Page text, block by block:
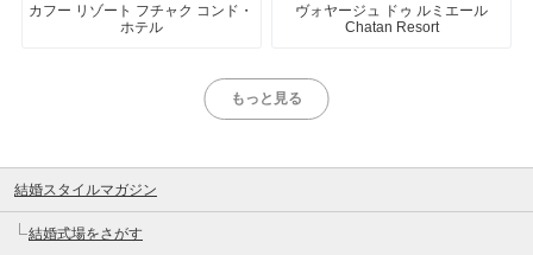
カフー リゾート フチャク コンド・
ホテル
ヴォヤージュ ドゥ ルミエール
Chatan Resort
もっと見る
結婚スタイルマガジン
結婚式場をさがす